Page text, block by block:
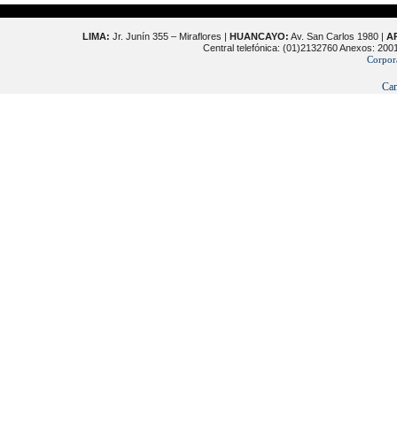
LIMA: Jr. Junín 355 – Miraflores | HUANCAYO: Av. San Carlos 1980 |
Central telefónica: (01)2132760 Anexos: